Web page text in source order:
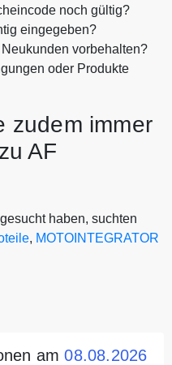
noch gültig?
eingegeben?
vorbehalten?
oder Produkte
zudem immer
AF
haben, suchten
, MOTOINTEGRATOR
am08.08.2026